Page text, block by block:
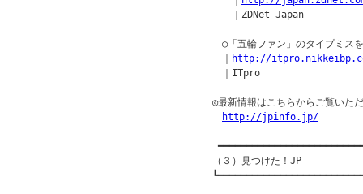
｜ZDNet Japan
○「五輪ファン」のタイプミス
http://
｜ITpro
◎最新情報はこちらからご覧いた
http://jpinfo.jp/
（３）見つけた！JP